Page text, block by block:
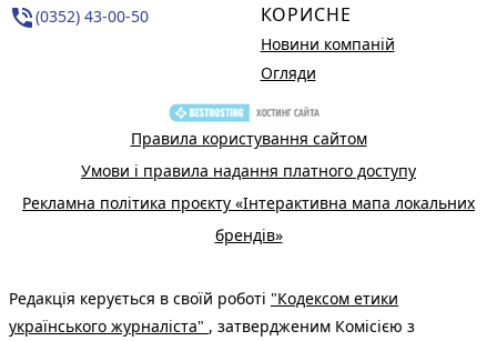
phone_in_talk(0352) 43-00-50 КОРИСНЕ
Новини компаній
Огляди
Правила користування сайтом
Умови і правила надання платного доступу
Рекламна політика проєкту «Інтерактивна мапа локальних
брендів»
Редакція керується в своїй роботі "Кодексом етики
українського журналіста" , затвердженим Комісією з